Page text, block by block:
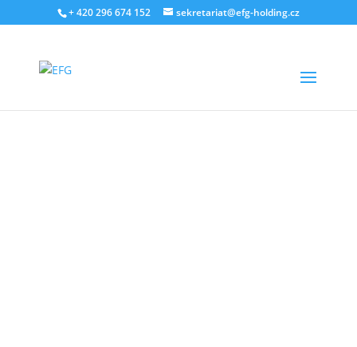
+ 420 296 674 152 sekretariat@efg-holding.cz